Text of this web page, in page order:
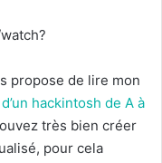
propose de lire mon
hackintosh de A à
très bien créer
pour cela